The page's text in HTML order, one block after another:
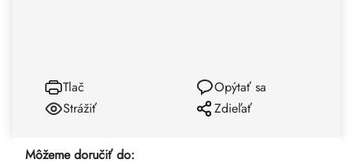
Môžeme doručiť do:
Tlač
Opýtať sa
Strážiť
Zdieľať